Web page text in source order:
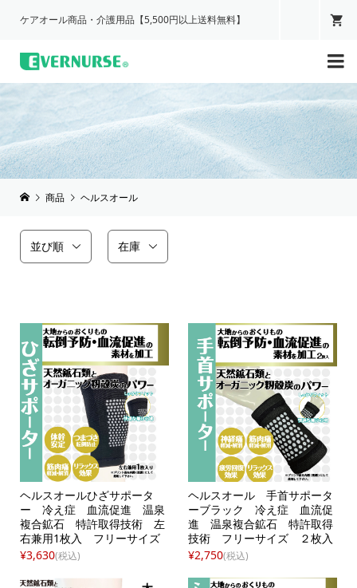
ケアオール商品・介護用品【5,500円以上送料無料】

商品 ヘルスオール
並び順 在庫
ヘルスオールひざサポータ
ー 冷え症 血流促進 温泉
複合鉱石 特許取得技術 左
右兼用1枚入 フリーサイズ
¥3,630(税込)
ヘルスオール 手首サポータ
ーブラック 冷え症 血流促
進 温泉複合鉱石 特許取得
技術 フリーサイズ ２枚入
り
¥2,750(税込)